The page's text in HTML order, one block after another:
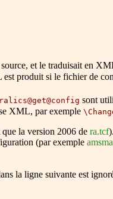
et le traduisait en
produit si le fichier de
sont
XML, par exemple
la version 2006 de ra.tcf
(par exemple
la ligne suivante est